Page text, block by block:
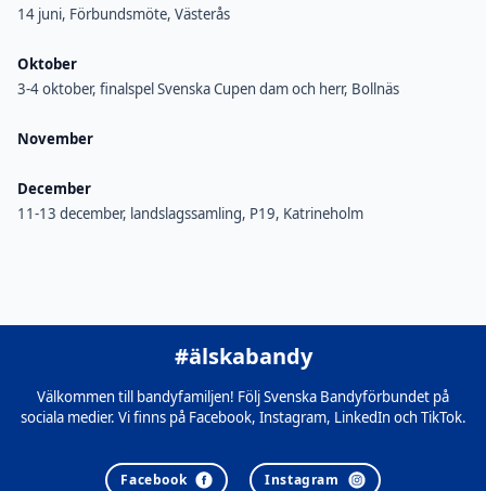
14 juni, Förbundsmöte, Västerås
Oktober
3-4 oktober, finalspel Svenska Cupen dam och herr, Bollnäs
November
December
11-13 december, landslagssamling, P19, Katrineholm
#älskabandy
Välkommen till bandyfamiljen! Följ Svenska Bandyförbundet på
sociala medier. Vi finns på Facebook, Instagram, LinkedIn och TikTok.
Facebook Instagram